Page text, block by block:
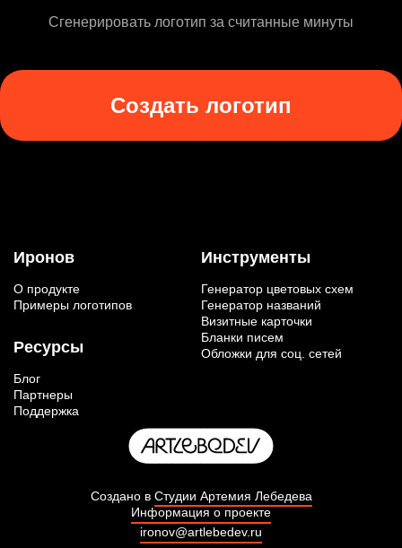
Сгенерировать логотип за считанные минуты
Создать логотип
Иронов
О продукте
Примеры логотипов
Ресурсы
Блог
Партнеры
Поддержка
Инструменты
Генератор цветовых схем
Генератор названий
Визитные карточки
Бланки писем
Обложки для соц. сетей
Создано в Студии Артемия Лебедева
Информация о проекте
ironov@artlebedev.ru